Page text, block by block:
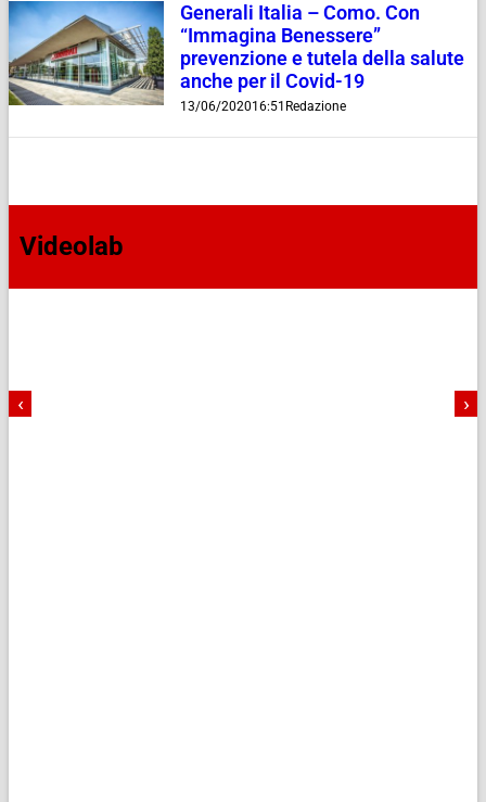
Generali Italia – Como. Con
“Immagina Benessere”
prevenzione e tutela della salute
anche per il Covid-19
13/06/202016:51 Redazione
Videolab
‹ ›